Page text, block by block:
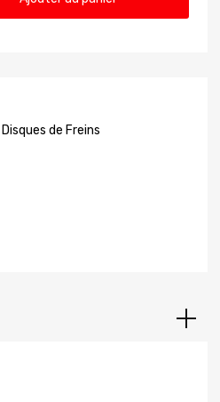
Disques de Freins